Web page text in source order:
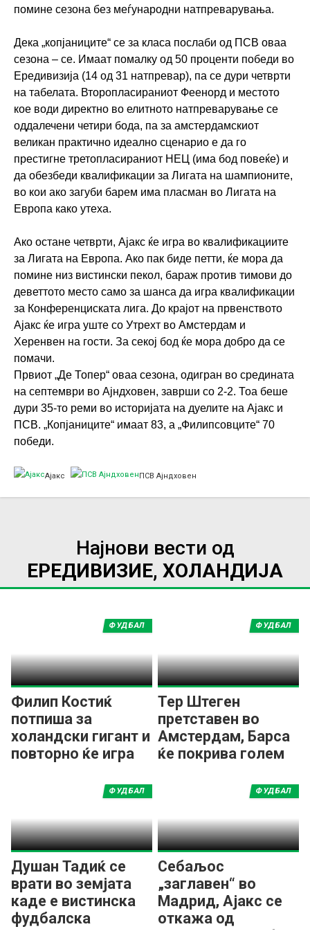
помине сезона без меѓународни натпреварувања.
Дека „копјаниците“ се за класа послаби од ПСВ оваа
сезона – се. Имаат помалку од 50 проценти победи во
Ередивизија (14 од 31 натпревар), па се дури четврти
на табелата. Второпласираниот Феенорд и местото
кое води директно во елитното натпреварување се
оддалечени четири бода, па за амстердамскиот
великан практично идеално сценарио е да го
престигне третопласираниот НЕЦ (има бод повеќе) и
да обезбеди квалификации за Лигата на шампионите,
во кои ако загуби барем има пласман во Лигата на
Европа како утеха.
Ако остане четврти, Ајакс ќе игра во квалификациите
за Лигата на Европа. Ако пак биде петти, ќе мора да
помине низ вистински пекол, бараж против тимови до
деветтото место само за шанса да игра квалификации
за Конференциската лига. До крајот на првенството
Ајакс ќе игра уште со Утрехт во Амстердам и
Херенвен на гости. За секој бод ќе мора добро да се
помачи.
Првиот „Де Топер“ оваа сезона, одигран во средината
на септември во Ајндховен, заврши со 2-2. Тоа беше
дури 35-то реми во историјата на дуелите на Ајакс и
ПСВ. „Копјаниците“ имаат 83, а „Филипсовците“ 70
победи.
Ајакс ПСВ Ајндховен
Најнови вести од
ЕРЕДИВИЗИЕ, ХОЛАНДИЈА
Филип Костиќ
потпиша за
холандски гигант и
повторно ќе игра
ФУДБАЛ
Тер Штеген
претставен во
Амстердам, Барса
ќе покрива голем
ФУДБАЛ
Душан Тадиќ се
врати во земјата
каде е вистинска
фудбалска
ФУДБАЛ
Себаљос
„заглавен“ во
Мадрид, Ајакс се
откажа од
неговиот трансфер
ФУДБАЛ